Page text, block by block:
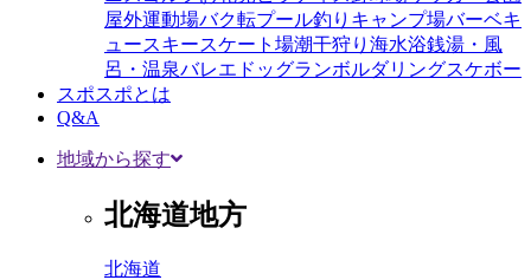
屋外運動場バク転プール釣り キャンプ場バーベキ
ュースキースケート場潮干狩り 海水浴銭湯・風
呂・温泉バレエ ドッグランボルダリングスケボー
スポスポとは
Q&A
地域から探す
北海道地方
北海道